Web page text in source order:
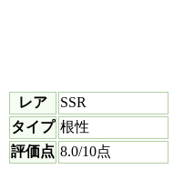
レア
SSR
タイプ 根性
評価点 8.0/10点